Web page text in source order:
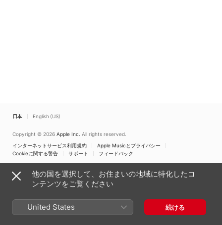
日本 English (US)
Copyright © 2026 Apple Inc. All rights reserved.
インターネットサービス利用規約
Apple Musicとプライバシー
Cookieに関する警告
サポート フィードバック
他の国を選択して、お住まいの地域に特化したコ
ンテンツをご覧ください
United States 続ける